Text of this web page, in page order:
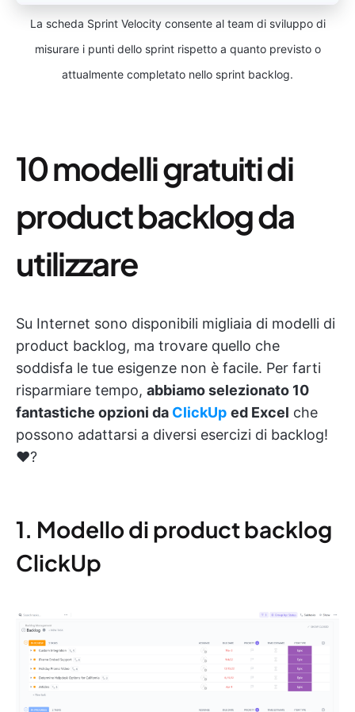
La scheda Sprint Velocity consente al team di sviluppo di
misurare i punti dello sprint rispetto a quanto previsto o
attualmente completato nello sprint backlog.
10 modelli gratuiti di
product backlog da
utilizzare
Su Internet sono disponibili migliaia di modelli di
product backlog, ma trovare quello che
soddisfa le tue esigenze non è facile. Per farti
risparmiare tempo, abbiamo selezionato 10
fantastiche opzioni da ClickUp ed Excel che
possono adattarsi a diversi esercizi di backlog!
❤️‍?
1. Modello di product backlog
ClickUp